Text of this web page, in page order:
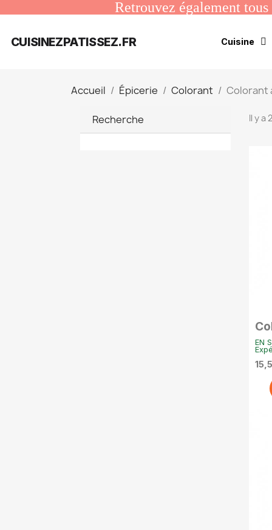
Retrouvez également
CUISINEZPATISSEZ.FR Cuisine
Accueil Épicerie Colorant Colorant
Recherche Il y a
EN